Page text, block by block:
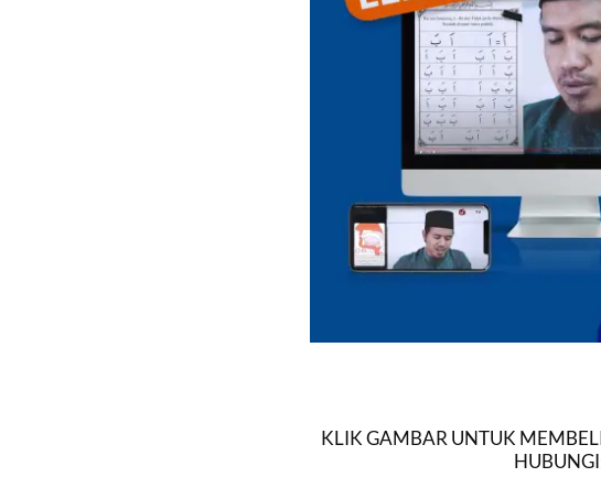
KLIK GAMBAR UNTUK